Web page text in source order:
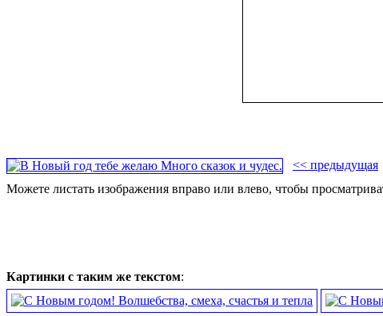
<< предыдущая
Можете листать изображения вправо или влево, чтобы
Картинки с таким же текстом: